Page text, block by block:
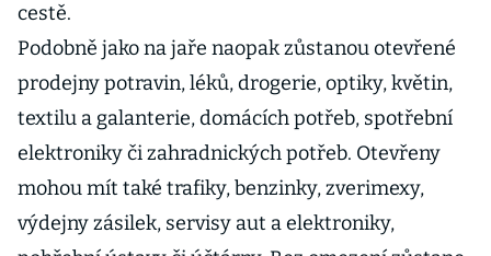
cestě.
Podobně jako na jaře naopak zůstanou otevřené
prodejny potravin, léků, drogerie, optiky, květin,
textilu a galanterie, domácích potřeb, spotřební
elektroniky či zahradnických potřeb. Otevřeny
mohou mít také trafiky, benzinky, zverimexy,
výdejny zásilek, servisy aut a elektroniky,